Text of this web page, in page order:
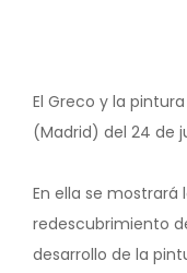
El Greco y la
(Madrid) del 24 de
En ella se
redescubrimiento
desarrollo de la